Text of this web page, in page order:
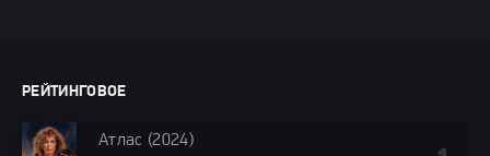
РЕЙТИНГОВОЕ
Атлас (2024)